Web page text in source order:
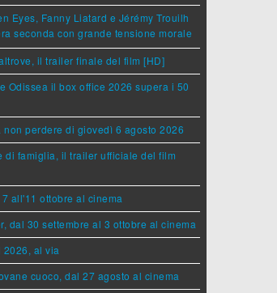
Eyes, Fanny Liatard e Jérémy Trouilh
seconda con grande tensione morale
il trailer finale del film [HD]
Odissea il box office 2026 supera i 50
non perdere di giovedì 6 agosto 2026
di famiglia, il trailer ufficiale del film
all'11 ottobre al cinema
dal 30 settembre al 3 ottobre al cinema
2026, al via
cuoco, dal 27 agosto al cinema